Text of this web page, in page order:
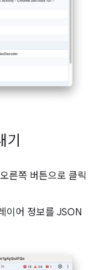
른쪽 버튼으로 클릭
이어 정보를 JSON